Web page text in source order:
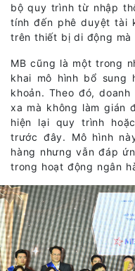
bộ quy trình từ nhập
tính đến phê duyệt tài
trên thiết bị di động mà
MB cũng là một trong
khai mô hình bổ
khoản. Theo đó,
xa mà không làm gián
hiện lại quy trình
trước đây. Mô hình
hàng nhưng vẫn đáp
trong hoạt động ngân